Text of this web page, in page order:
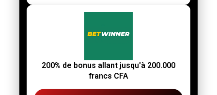
200% de bonus allant jusqu'à 200.000
francs CFA